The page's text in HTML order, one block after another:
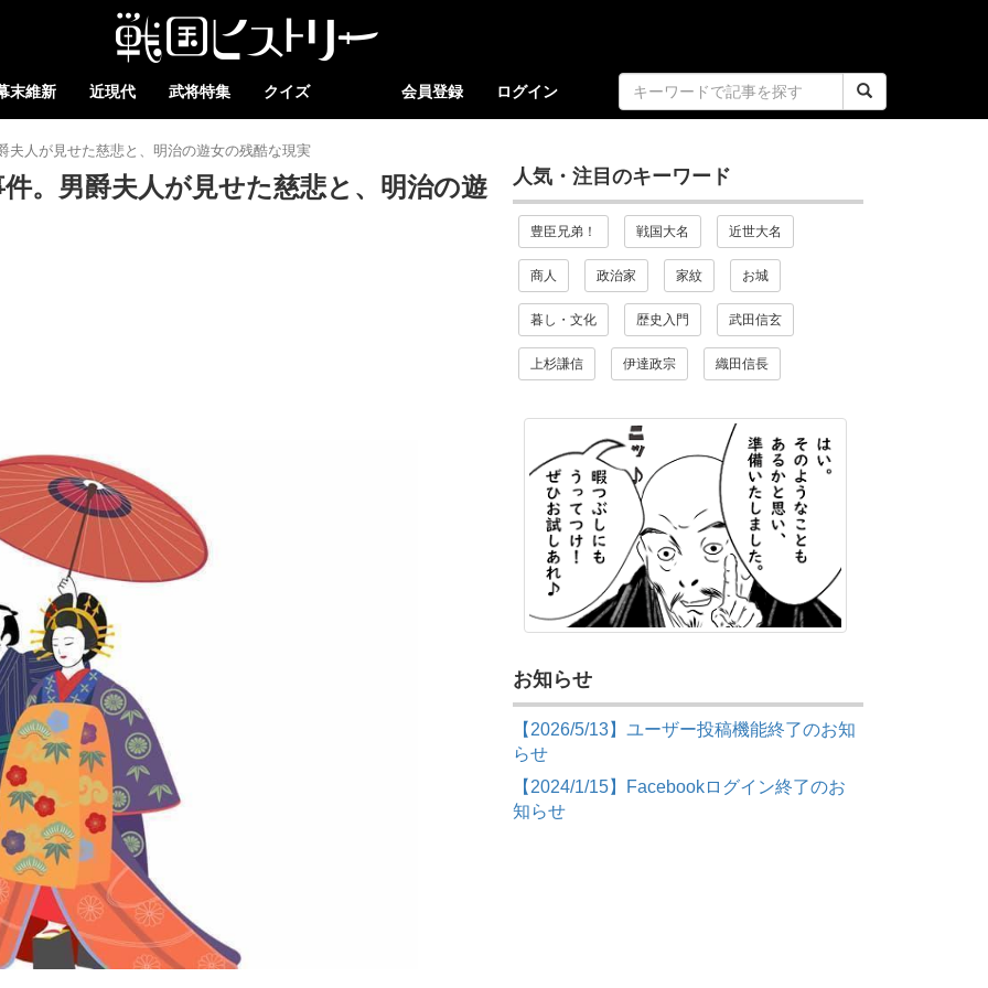
末維新 近現代 武将特集 クイズ 会員登録 ログイン
夫人が見せた慈悲と、明治の遊女の残酷な現実
。男爵夫人が見せた慈悲と、明治の遊 人気・注目のキーワード
豊臣兄弟！ 戦国大名 近世大名
商人 政治家 家紋 お城
暮し・文化 歴史入門 武田信玄
上杉謙信 伊達政宗 織田信長
お知らせ
【2026/5/13】ユーザー投稿機能終了のお知
らせ
【2024/1/15】Facebookログイン終了のお
知らせ